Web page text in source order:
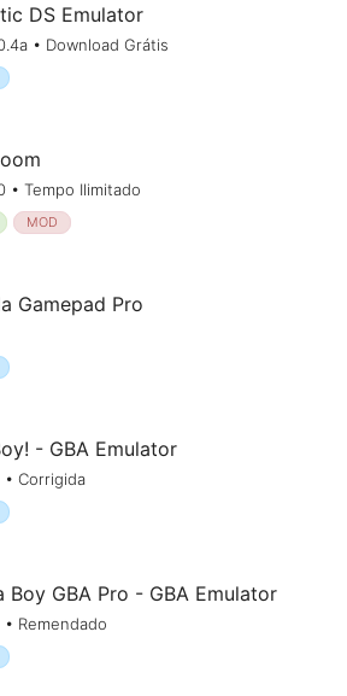
DS Emulator
• Download Grátis
• Tempo Ilimitado
MOD
Gamepad Pro
- GBA Emulator
• Corrigida
Boy GBA Pro - GBA Emulator
• Remendado